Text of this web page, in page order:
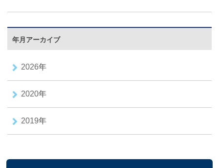
年月アーカイブ
2026年
2020年
2019年